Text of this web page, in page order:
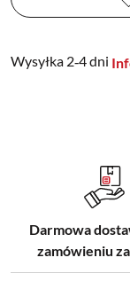
Wysyłka 2‑4 dni
Darmowa
zamówieniu za